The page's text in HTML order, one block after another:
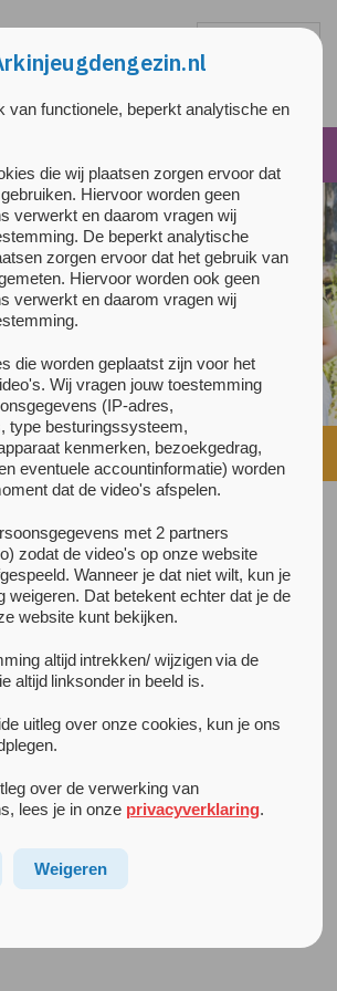
en training»Preventie
we u helpen met persoonlijk advies
is er online zelfhulp, programma’s die
viapreventie@arkin.nl.
bewust dat je vertrouwen stelt in onze
veel waarde aan de privacy van
van onze locaties en de website. Wij
onze verantwoordelijkheid om je
Preventie:Preventie privacy verklaring
van functionele, beperkt analytische en
die wij plaatsen zorgen ervoor dat
Hiervoor worden geen
verwerkt en daarom vragen wij
De beperkt analytische
zorgen ervoor dat het gebruik van
Hiervoor worden ook geen
verwerkt en daarom vragen wij
die worden geplaatst zijn voor het
Wij vragen jouw toestemming
(IP-adres,
type besturingssysteem,
kenmerken, bezoekgedrag,
eventuele accountinformatie) worden
dat de video's afspelen.
met 2 partners
zodat de video's op onze website
Wanneer je dat niet wilt, kun je
weigeren. Dat betekent echter dat je de
website kunt bekijken.
altijd intrekken/ wijzigen via de
altijd linksonder in beeld is.
uitleg over onze cookies, kun je ons
over de verwerking van
lees je in onze privacyverklaring.
Weigeren